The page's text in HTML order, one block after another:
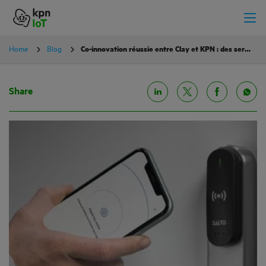
Home Blog Co-innovation réussie entre Clay et KPN : des serrures intelligentes dans le monde entier
Share